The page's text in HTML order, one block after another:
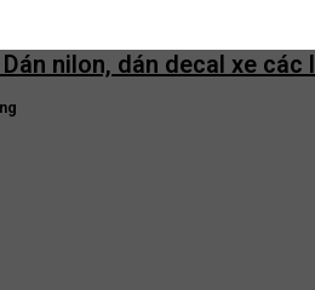
nilon, dán decal xe các